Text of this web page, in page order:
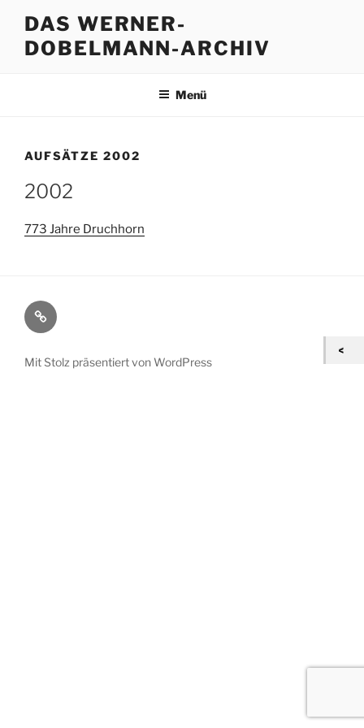
Inhalt
springen
DAS WERNER-
DOBELMANN-ARCHIV
Menü
AUFSÄTZE 2002
2002
773 Jahre Druchhorn
Kontakt
/
Mit Stolz präsentiert von WordPress